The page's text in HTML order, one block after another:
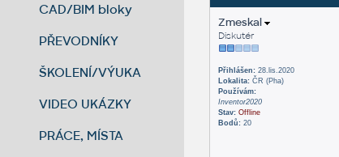
CAD/BIM bloky
PŘEVODNÍKY
ŠKOLENÍ/VÝUKA
VIDEO UKÁZKY
PRÁCE, MÍSTA
Zmeskal
Diskutér
Přihlášen:28.lis.2020
Lokalita:ČR (Pha)
Používám:
Inventor2020
Stav: Offline
Bodů:20